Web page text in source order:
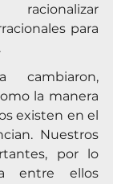
para
cambiaron,
la manera
existen en el
Nuestros
por lo
entre ellos